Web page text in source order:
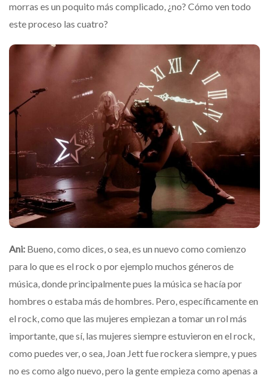
morras es un poquito más complicado, ¿no? Cómo ven todo
este proceso las cuatro?
Ani: Bueno, como dices, o sea, es un nuevo como comienzo
para lo que es el rock o por ejemplo muchos géneros de
música, donde principalmente pues la música se hacía por
hombres o estaba más de hombres. Pero, específicamente en
el rock, como que las mujeres empiezan a tomar un rol más
importante, que sí, las mujeres siempre estuvieron en el rock,
como puedes ver, o sea, Joan Jett fue rockera siempre, y pues
no es como algo nuevo, pero la gente empieza como apenas a